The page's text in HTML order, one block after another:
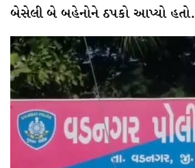
બેસેલી બે બહેનોને ઠપકો આપ્યો હતો.